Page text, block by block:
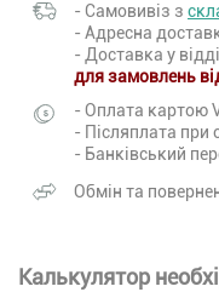
- Самовивіз з
- Адресна
- Доставка у
для замовлень
- Оплата картою
- Післяплата при
- Банківський
Обмін та
Калькулятор